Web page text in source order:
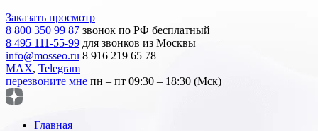
Заказать просмотр
8 800 350 99 87 звонок по РФ бесплатный
8 495 111-55-99 для звонков из Москвы
info@mosseo.ru 8 916 219 65 78
MAX, Telegram
перезвоните мне пн – пт 09:30 – 18:30 (Мск)
Главная